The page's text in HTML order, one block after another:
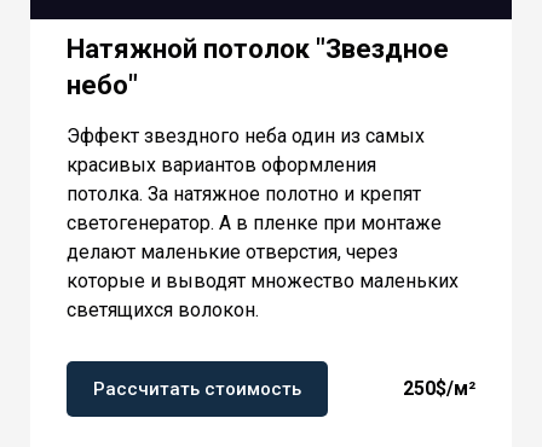
Натяжной потолок "Звездное
небо"
Эффект звездного неба один из самых
красивых вариантов оформления
потолка. За натяжное полотно и крепят
светогенератор. А в пленке при монтаже
делают маленькие отверстия, через
которые и выводят множество маленьких
светящихся волокон.
Рассчитать стоимость 250$/м²